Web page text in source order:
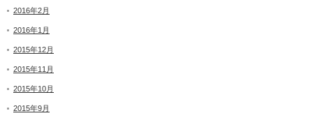
2016年2月
2016年1月
2015年12月
2015年11月
2015年10月
2015年9月